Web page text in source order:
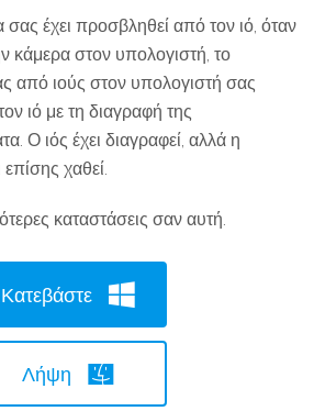
έχει προσβληθεί από τον ιό, όταν
κάμερα στον υπολογιστή, το
από ιούς στον υπολογιστή σας
ιό με τη διαγραφή της
Ο ιός έχει διαγραφεί, αλλά η
χαθεί.
καταστάσεις σαν αυτή.
Κατεβάστε
Λήψη